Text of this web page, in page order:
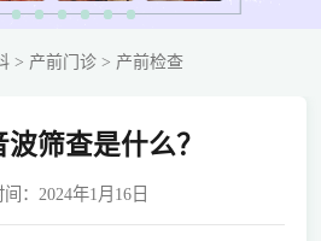
> 产前门诊> 产前检查
筛查是什么？
：2024年1月16日